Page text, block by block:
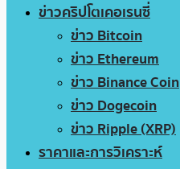
ข่าวคริปโตเคอเรนซี่
ข่าว Bitcoin
ข่าว Ethereum
ข่าว Binance Coin
ข่าว Dogecoin
ข่าว Ripple (XRP)
ราคาและการวิเคราะห์